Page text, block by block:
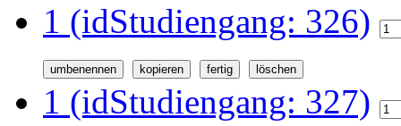
1 (idStudiengang: 326)
1 (idStudiengang: 327)